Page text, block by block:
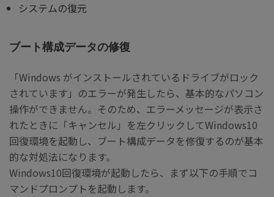
システムの復元
ブート構成データの修復
「Windows がインストールされているドライブがロック
されています」のエラーが発生したら、基本的なパソコン
操作ができません。そのため、エラーメッセージが表示さ
れたときに「キャンセル」を左クリックしてWindows10
回復環境を起動し、ブート構成データを修復するのが基本
的な対処法になります。
Windows10回復環境が起動したら、まず以下の手順でコ
マンドプロンプトを起動します。